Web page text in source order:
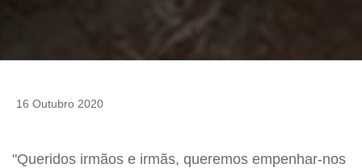
16 Outubro 2020
"Queridos irmãos e irmãs, queremos empenhar-nos